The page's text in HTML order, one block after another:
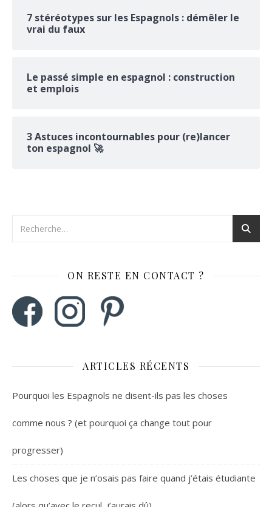
7 stéréotypes sur les Espagnols : démêler le
vrai du faux
Le passé simple en espagnol : construction
et emplois
3 Astuces incontournables pour (re)lancer
ton espagnol 🚀
ON RESTE EN CONTACT ?
ARTICLES RÉCENTS
Pourquoi les Espagnols ne disent-ils pas les choses
comme nous ? (et pourquoi ça change tout pour
progresser)
Les choses que je n’osais pas faire quand j’étais étudiante